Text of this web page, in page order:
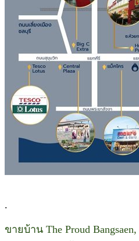
.
ขายบ้าน The Proud